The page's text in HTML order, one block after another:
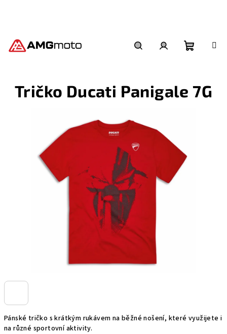
košík
Pánské tričko s krátkým rukávem na běžné nošení, které využijete i
na různé sportovní aktivity.
Tričko Ducati Panigale 7G